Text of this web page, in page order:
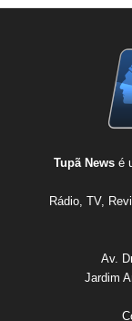
Tupã News é
Rádio, TV,
Av.
Jardim